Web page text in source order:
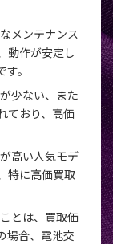
メンテナンス
動作が安定し
。
少ない、また
ており、高価
高い人気モデ
特に高価買取
とは、買取価
場合、電池交